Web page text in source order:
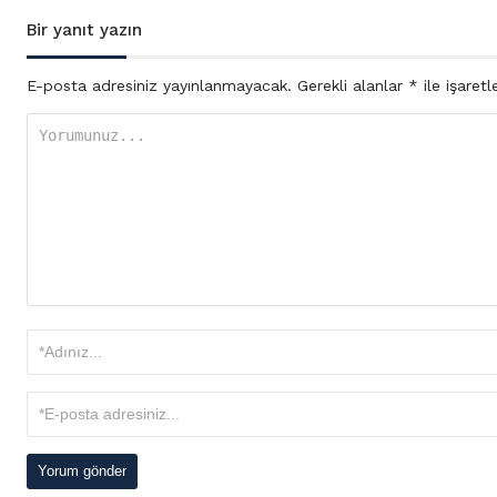
Bir yanıt yazın
E-posta adresiniz yayınlanmayacak. Gerekli alanlar * ile